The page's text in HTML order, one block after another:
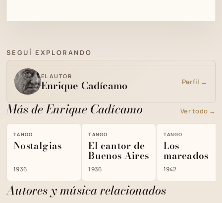
SEGUÍ EXPLORANDO
EL AUTOR
Enrique Cadícamo Perfil →
Más de Enrique Cadícamo Ver todo →
TANGO
Nostalgias
1936
TANGO
El cantor de
Buenos Aires
1936
TANGO
Los
mareados
1942
Autores y música relacionados